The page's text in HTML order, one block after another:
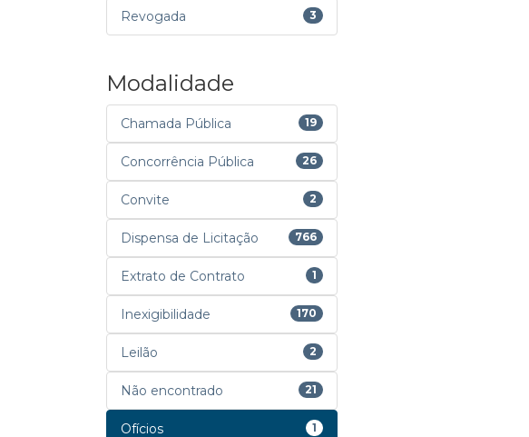
Revogada 3
Modalidade
Chamada Pública 19
Concorrência Pública 26
Convite 2
Dispensa de Licitação 766
Extrato de Contrato 1
Inexigibilidade 170
Leilão 2
Não encontrado 21
Ofícios 1